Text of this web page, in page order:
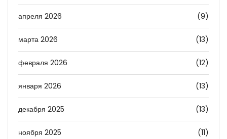
апреля 2026 (9)
марта 2026 (13)
февраля 2026 (12)
января 2026 (13)
декабря 2025 (13)
ноября 2025 (11)